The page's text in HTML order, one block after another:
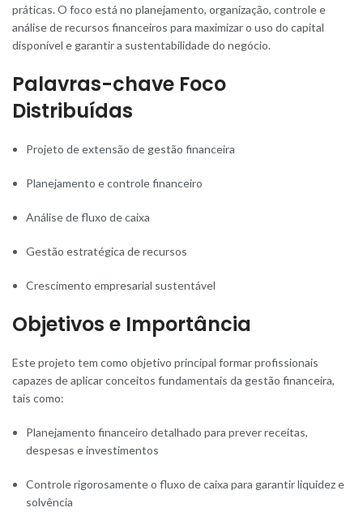
práticas. O foco está no planejamento, organização, controle e
análise de recursos financeiros para maximizar o uso do capital
disponível e garantir a sustentabilidade do negócio.
Palavras-chave Foco
Distribuídas
Projeto de extensão de gestão financeira
Planejamento e controle financeiro
Análise de fluxo de caixa
Gestão estratégica de recursos
Crescimento empresarial sustentável
Objetivos e Importância
Este projeto tem como objetivo principal formar profissionais
capazes de aplicar conceitos fundamentais da gestão financeira,
tais como:
Planejamento financeiro detalhado para prever receitas,
despesas e investimentos
Controle rigorosamente o fluxo de caixa para garantir liquidez e
solvência